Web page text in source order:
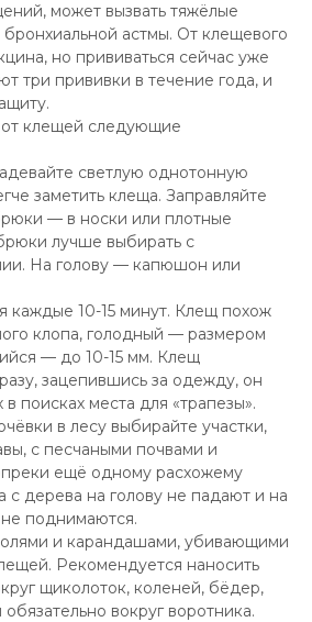
может вызвать тяжёлые
бронхиальной астмы. От клещевого
но прививаться сейчас уже
три прививки в течение года, и
от клещей следующие
светлую однотонную
заметить клеща. Заправляйте
— в носки или плотные
лучше выбирать с
На голову — капюшон или
каждые 10-15 минут. Клещ похож
клопа, голодный — размером
— до 10-15 мм. Клещ
зацепившись за одежду, он
в поисках места для «трапезы».
в лесу выбирайте участки,
с песчаными почвами и
ещё одному расхожему
дерева на голову не падают и на
поднимаются.
и карандашами, убивающими
Рекомендуется наносить
щиколоток, коленей, бёдер,
вокруг воротника.